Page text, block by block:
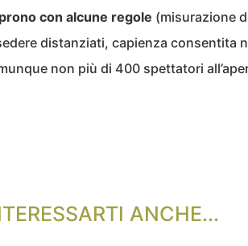
con alcune regole (misurazione
distanziati, capienza consentita
non più di 400 spettatori
ANCHE...